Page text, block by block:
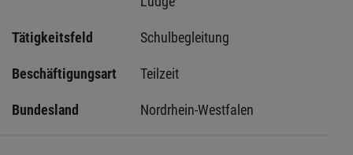
Tätigkeitsfeld Schulbegleitung
Beschäftigungsart Teilzeit
Bundesland Nordrhein-Westfalen